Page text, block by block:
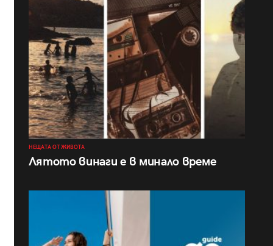
НЕЩАТА ОТ ЖИВОТА
Лятото винаги е в минало време